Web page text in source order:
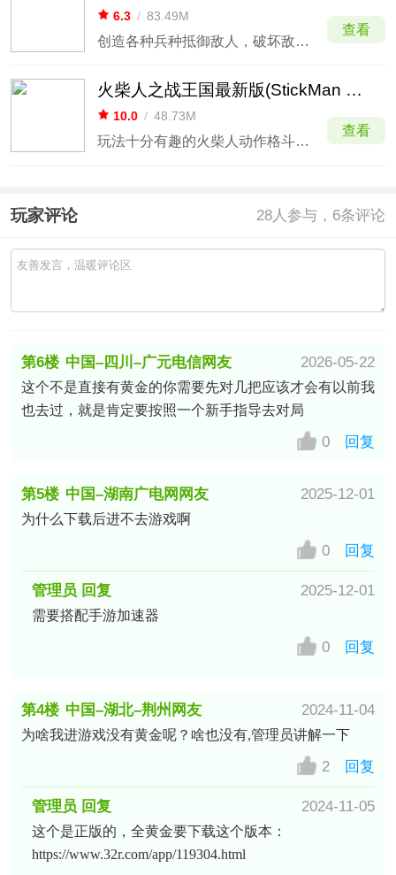
6.3 / 83.49M
创造各种兵种抵御敌人，破坏敌人的火焰战车
查看
火柴人之战王国最新版(StickMan Battle)
10.0 / 48.73M
玩法十分有趣的火柴人动作格斗类游戏
查看
玩家评论 28 人参与，6条评论
第6楼 中国–四川–广元电信网友 2026-05-22
这个不是直接有黄金的你需要先对几把应该才会有以前我
也去过，就是肯定要按照一个新手指导去对局
0 回复
第5楼 中国–湖南广电网网友 2025-12-01
为什么下载后进不去游戏啊
0 回复
管理员 回复 2025-12-01
需要搭配手游加速器
0 回复
第4楼 中国–湖北–荆州网友 2024-11-04
为啥我进游戏没有黄金呢？啥也没有,管理员讲解一下
2 回复
管理员 回复 2024-11-05
这个是正版的，全黄金要下载这个版本：
https://www.32r.com/app/119304.html